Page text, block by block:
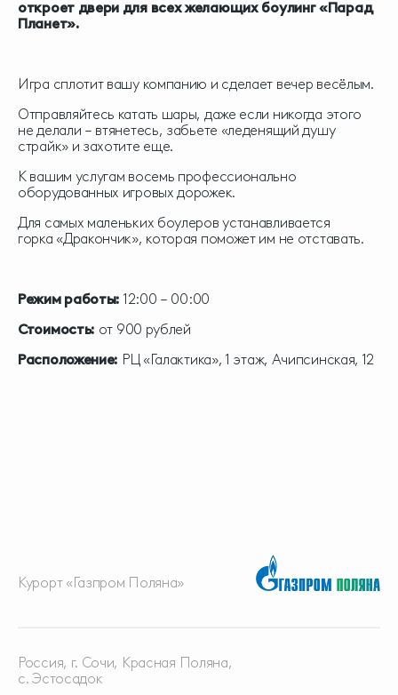
откроет двери для всех желающих боулинг «Парад
Планет».
Игра сплотит вашу компанию и сделает вечер весёлым.
Отправляйтесь катать шары, даже если никогда этого
не делали – втянетесь, забьете «леденящий душу
страйк» и захотите еще.
К вашим услугам восемь профессионально
оборудованных игровых дорожек.
Для самых маленьких боулеров устанавливается
горка «Дракончик», которая поможет им не отставать.
Режим работы: 12:00 – 00:00
Стоимость: от 900 рублей
Расположение: РЦ «Галактика», 1 этаж, Ачипсинская, 12
Курорт «Газпром Поляна»
Россия, г. Сочи, Красная Поляна,
с. Эстосадок